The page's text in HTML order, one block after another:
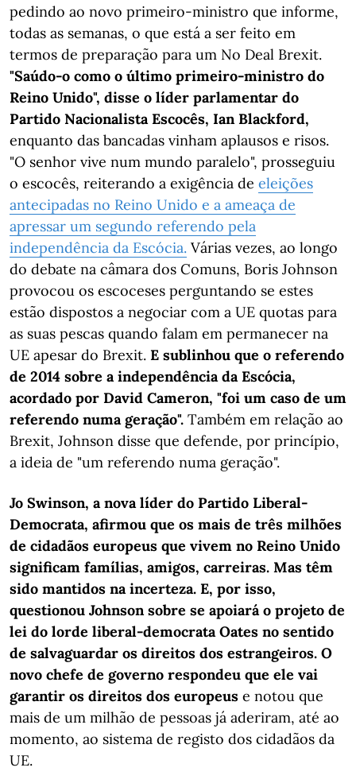
pedindo ao novo primeiro-ministro que informe,
todas as semanas, o que está a ser feito em
termos de preparação para um No Deal Brexit.
"Saúdo-o como o último primeiro-ministro do
Reino Unido", disse o líder parlamentar do
Partido Nacionalista Escocês, Ian Blackford,
enquanto das bancadas vinham aplausos e risos.
"O senhor vive num mundo paralelo", prosseguiu
o escocês, reiterando a exigência de eleições
antecipadas no Reino Unido e a ameaça de
apressar um segundo referendo pela
independência da Escócia. Várias vezes, ao longo
do debate na câmara dos Comuns, Boris Johnson
provocou os escoceses perguntando se estes
estão dispostos a negociar com a UE quotas para
as suas pescas quando falam em permanecer na
UE apesar do Brexit. E sublinhou que o referendo
de 2014 sobre a independência da Escócia,
acordado por David Cameron, "foi um caso de um
referendo numa geração". Também em relação ao
Brexit, Johnson disse que defende, por princípio,
a ideia de "um referendo numa geração".
Jo Swinson, a nova líder do Partido Liberal-
Democrata, afirmou que os mais de três milhões
de cidadãos europeus que vivem no Reino Unido
significam famílias, amigos, carreiras. Mas têm
sido mantidos na incerteza. E, por isso,
questionou Johnson sobre se apoiará o projeto de
lei do lorde liberal-democrata Oates no sentido
de salvaguardar os direitos dos estrangeiros. O
novo chefe de governo respondeu que ele vai
garantir os direitos dos europeus e notou que
mais de um milhão de pessoas já aderiram, até ao
momento, ao sistema de registo dos cidadãos da
UE.